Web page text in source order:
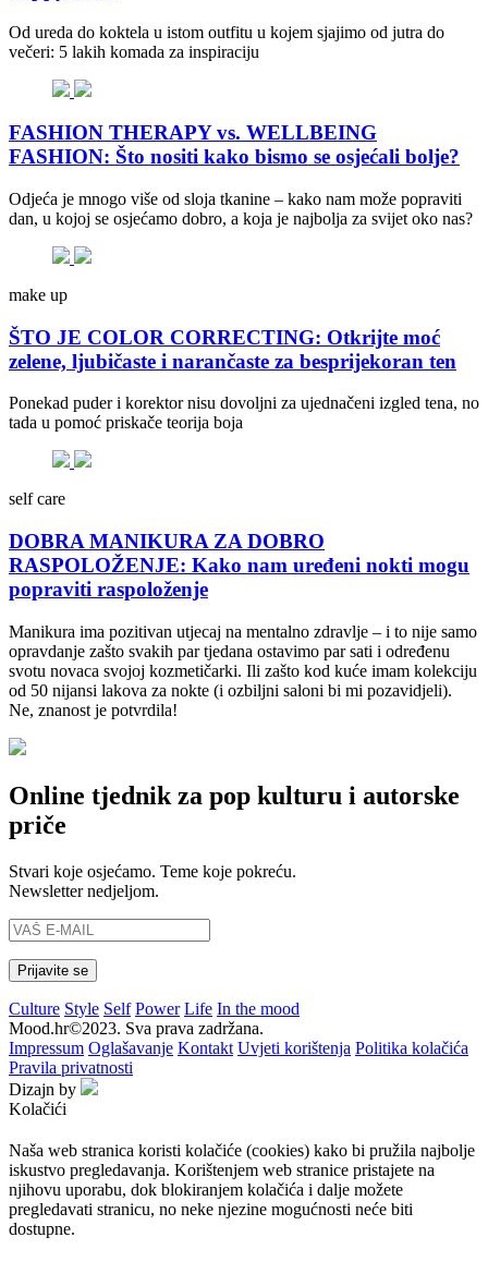
Od ureda do koktela u istom outfitu u kojem sjajimo od jutra do
večeri: 5 lakih komada za inspiraciju
FASHION THERAPY vs. WELLBEING
FASHION: Što nositi kako bismo se osjećali bolje?
Odjeća je mnogo više od sloja tkanine – kako nam može popraviti
dan, u kojoj se osjećamo dobro, a koja je najbolja za svijet oko nas?
make up
ŠTO JE COLOR CORRECTING: Otkrijte moć
zelene, ljubičaste i narančaste za besprijekoran ten
Ponekad puder i korektor nisu dovoljni za ujednačeni izgled tena, no
tada u pomoć priskače teorija boja
self care
DOBRA MANIKURA ZA DOBRO
RASPOLOŽENJE: Kako nam uređeni nokti mogu
popraviti raspoloženje
Manikura ima pozitivan utjecaj na mentalno zdravlje – i to nije samo
opravdanje zašto svakih par tjedana ostavimo par sati i određenu
svotu novaca svojoj kozmetičarki. Ili zašto kod kuće imam kolekciju
od 50 nijansi lakova za nokte (i ozbiljni saloni bi mi pozavidjeli).
Ne, znanost je potvrdila!
Online tjednik za pop kulturu i autorske
priče
Stvari koje osjećamo. Teme koje pokreću.
Newsletter nedjeljom.
Culture Style Self Power Life In the mood
Mood.hr©2023. Sva prava zadržana.
Impressum Oglašavanje Kontakt Uvjeti korištenja Politika kolačića
Pravila privatnosti
Dizajn by
Kolačići
Naša web stranica koristi kolačiće (cookies) kako bi pružila najbolje
iskustvo pregledavanja. Korištenjem web stranice pristajete na
njihovu uporabu, dok blokiranjem kolačića i dalje možete
pregledavati stranicu, no neke njezine mogućnosti neće biti
dostupne.